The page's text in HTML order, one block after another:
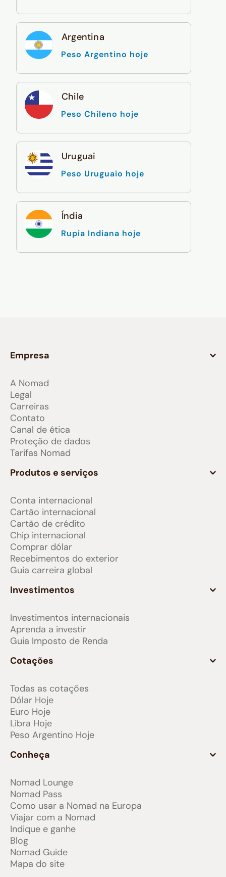
Argentina
Peso Argentino hoje
Chile
Peso Chileno hoje
Uruguai
Peso Uruguaio hoje
Índia
Rupia Indiana hoje
Empresa
A Nomad
Legal
Carreiras
Contato
Canal de ética
Proteção de dados
Tarifas Nomad
Produtos e serviços
Conta internacional
Cartão internacional
Cartão de crédito
Chip internacional
Comprar dólar
Recebimentos do exterior
Guia carreira global
Investimentos
Investimentos internacionais
Aprenda a investir
Guia Imposto de Renda
Cotações
Todas as cotações
Dólar Hoje
Euro Hoje
Libra Hoje
Peso Argentino Hoje
Conheça
Nomad Lounge
Nomad Pass
Como usar a Nomad na Europa
Viajar com a Nomad
Indique e ganhe
Blog
Nomad Guide
Mapa do site